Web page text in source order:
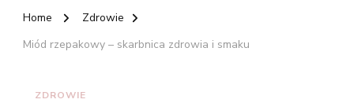
Home
Zdrowie
Miód rzepakowy – skarbnica zdrowia i smaku
ZDROWIE